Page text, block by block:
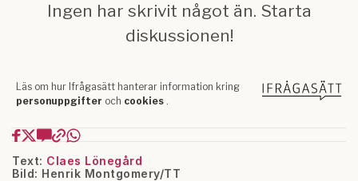
Text: Claes Lönegård
Bild: Henrik Montgomery/TT